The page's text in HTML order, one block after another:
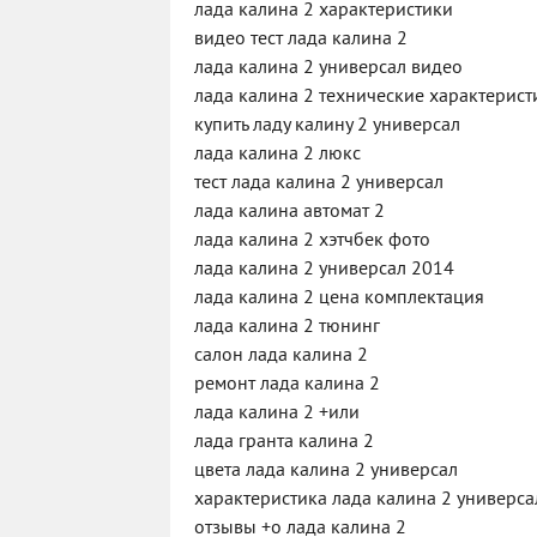
лада калина 2 характеристики
видео тест лада калина 2
лада калина 2 универсал видео
лада калина 2 технические
купить ладу калину 2 универсал
лада калина 2 люкс
тест лада калина 2 универсал
лада калина автомат 2
лада калина 2 хэтчбек фото
лада калина 2 универсал 2014
лада калина 2 цена комплектация
лада калина 2 тюнинг
салон лада калина 2
ремонт лада калина 2
лада калина 2 +или
лада гранта калина 2
цвета лада калина 2 универсал
характеристика лада калина 2
отзывы +о лада калина 2